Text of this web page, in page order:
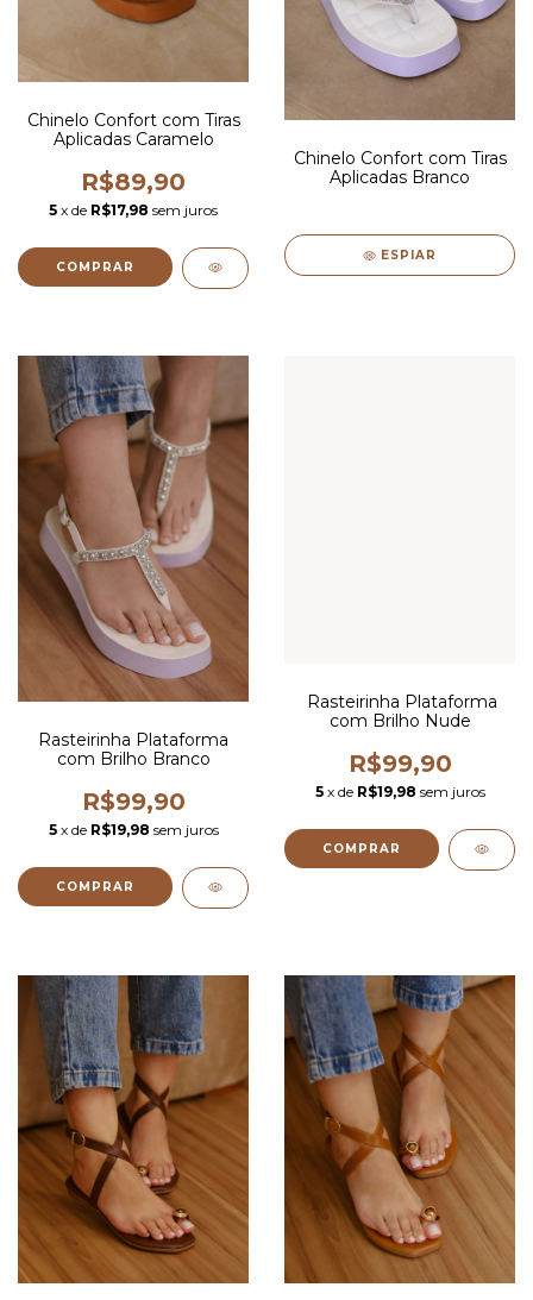
Chinelo Confort com Tiras
Aplicadas Caramelo
R$89,90
5 x de R$17,98 sem juros
COMPRAR
Chinelo Confort com Tiras
Aplicadas Branco
ESPIAR
Rasteirinha Plataforma
com Brilho Branco
R$99,90
5 x de R$19,98 sem juros
COMPRAR
Rasteirinha Plataforma
com Brilho Nude
R$99,90
5 x de R$19,98 sem juros
COMPRAR